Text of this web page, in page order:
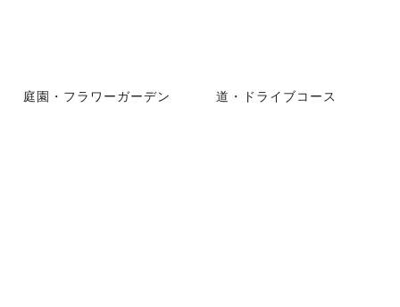
庭園・フラワーガーデン 道・ドライブコース